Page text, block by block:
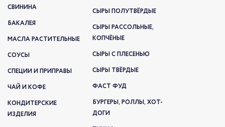
СВИНИНА
БАКАЛЕЯ
МАСЛА РАСТИТЕЛЬНЫЕ
СОУСЫ
СПЕЦИИ И ПРИПРАВЫ
ЧАЙ И КОФЕ
КОНДИТЕРСКИЕ
ИЗДЕЛИЯ
СЫРЫ ПОЛУТВЁРДЫЕ
СЫРЫ РАССОЛЬНЫЕ,
КОПЧЁНЫЕ
СЫРЫ С ПЛЕСЕНЬЮ
СЫРЫ ТВЁРДЫЕ
ФАСТ ФУД
БУРГЕРЫ, РОЛЛЫ, ХОТ-
ДОГИ